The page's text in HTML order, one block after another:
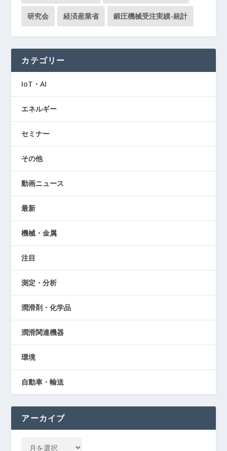
研究会 経済産業省 鍛圧機械受注実績-統計
カテゴリー
IoT・AI
エネルギー
セミナー
その他
動画ニュース
最新
機械・金属
注目
測定・分析
潤滑剤・化学品
潤滑関連機器
環境
自動車・輸送
アーカイブ